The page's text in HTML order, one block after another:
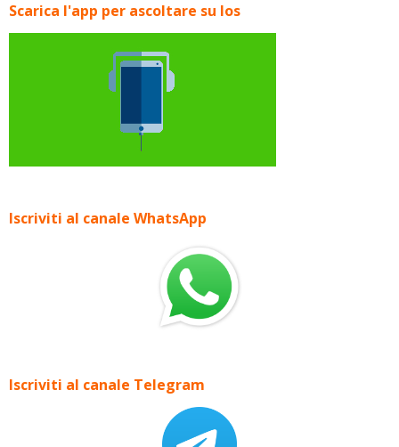
Scarica l'app per ascoltare su Ios
Iscriviti al canale WhatsApp
Iscriviti al canale Telegram